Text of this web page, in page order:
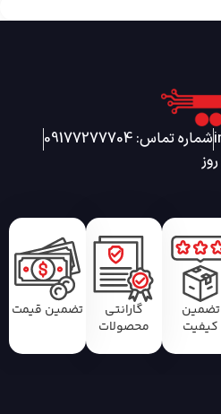
شماره تماس: 09177277704
تضمین
کیفیت
گارانتی
محصولات
تضمین قیمت